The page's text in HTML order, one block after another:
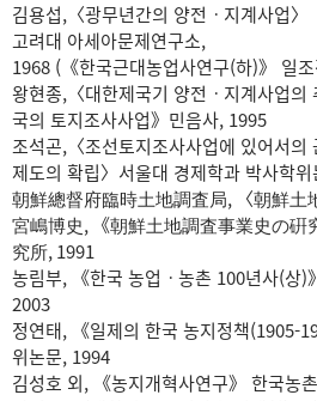
김용섭,〈광무년간의 양전ㆍ지계사업
고려대 아세아문제연구소,
1968 (《한국근대농업사연구(하)》 일
왕현종,〈대한제국기 양전ㆍ지계사업
국의 토지조사사업》민음사, 1995
조석곤,〈조선토지조사사업에 있어서의
제도의 확립〉서울대 경제학과 박사학
朝鮮總督府臨時土地調査局, 〈朝鮮土
宮嶋博史, 《朝鮮土地調査事業史の硏
究所, 1991
농림부, 《한국 농업ㆍ농촌 100년사(상)
2003
정연태, 《일제의 한국 농지정책(1905-
위논문, 1994
김성호 외, 《농지개혁사연구》 한국농